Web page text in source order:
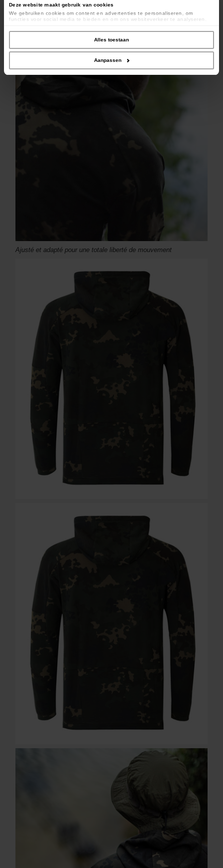
Deze website maakt gebruik van cookies
We gebruiken cookies om content en advertenties te personaliseren, om
functies voor social media te bieden en om ons websiteverkeer te analyseren.
social media, adverteren en analyse. Deze partners kunnen deze gegevens
combineren met andere informatie die u aan ze heeft verstrekt of die ze hebben
verzameld op basis van uw gebruik van hun services.
Alles toestaan
Aanpassen
Ajusté et adapté pour une totale liberté de mouvement